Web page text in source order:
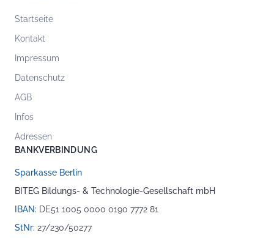
Startseite
Kontakt
Impressum
Datenschutz
AGB
Infos
Adressen
BANKVERBINDUNG
Sparkasse Berlin
BITEG Bildungs- & Technologie-Gesellschaft mbH
IBAN: DE51 1005 0000 0190 7772 81
StNr: 27/230/50277